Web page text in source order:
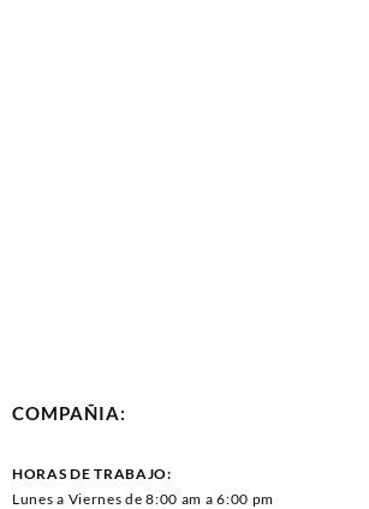
COMPAÑIA:
HORAS DE TRABAJO:
Lunes a Viernes de 8:00 am a 6:00 pm